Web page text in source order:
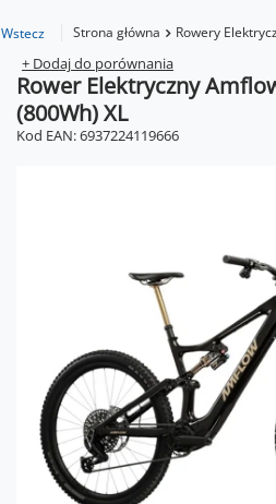
Wstecz Strona główna Rowery
+ Dodaj do porównania
Rower Elektryczny
(800Wh) XL
Kod EAN: 6937224119666